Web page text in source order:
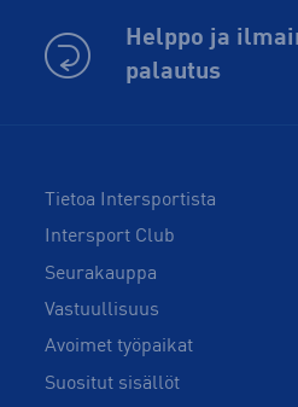
Helppo ja
palautus
Tietoa Intersportista
Intersport Club
Seurakauppa
Vastuullisuus
Avoimet työpaikat
Suositut sisällöt